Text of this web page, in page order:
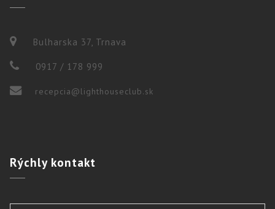
Bulharska 37, Trnava
0917 / 178 999
recepcia@lighthouseclub.sk
Rýchlykontakt